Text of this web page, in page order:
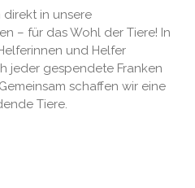
direkt in unsere
– für das Wohl der Tiere! In
und Helfer
jeder gespendete Franken
schaffen wir eine
Tiere.